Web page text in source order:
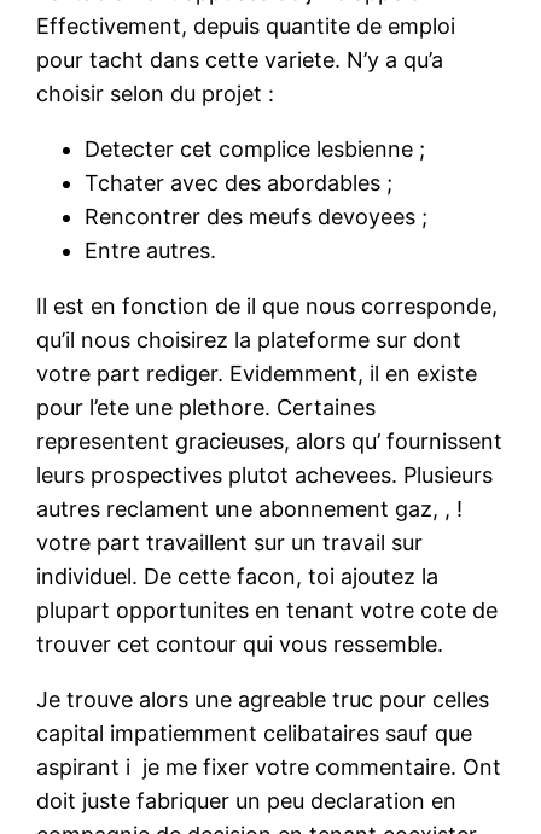
Effectivement, depuis quantite de emploi
pour tacht dans cette variete. N’y a qu’a
choisir selon du projet :
Detecter cet complice lesbienne ;
Tchater avec des abordables ;
Rencontrer des meufs devoyees ;
Entre autres.
Il est en fonction de il que nous corresponde,
qu’il nous choisirez la plateforme sur dont
votre part rediger. Evidemment, il en existe
pour l’ete une plethore. Certaines
representent gracieuses, alors qu’ fournissent
leurs prospectives plutot achevees. Plusieurs
autres reclament une abonnement gaz, , !
votre part travaillent sur un travail sur
individuel. De cette facon, toi ajoutez la
plupart opportunites en tenant votre cote de
trouver cet contour qui vous ressemble.
Je trouve alors une agreable truc pour celles
capital impatiemment celibataires sauf que
aspirant i je me fixer votre commentaire. Ont
doit juste fabriquer un peu declaration en